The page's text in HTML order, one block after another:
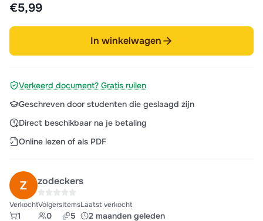
€5,99
In winkelwagen
Verkeerd document? Gratis ruilen
Geschreven door studenten die geslaagd zijn
Direct beschikbaar na je betaling
Online lezen of als PDF
zodeckers
Verkocht
1
Volgers
0
Items
5
Laatst verkocht
2 maanden geleden